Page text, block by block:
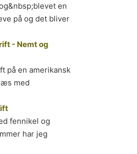
en
på og det bliver
- Nemt og
på en amerikansk
med
fennikel og
har jeg